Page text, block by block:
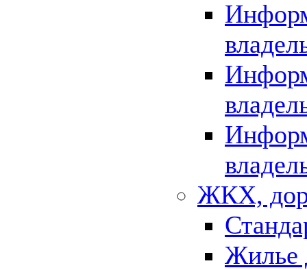
ЖКХ,
Жилье